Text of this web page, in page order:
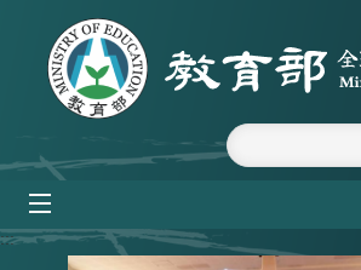
跳到主要內容區塊
:::